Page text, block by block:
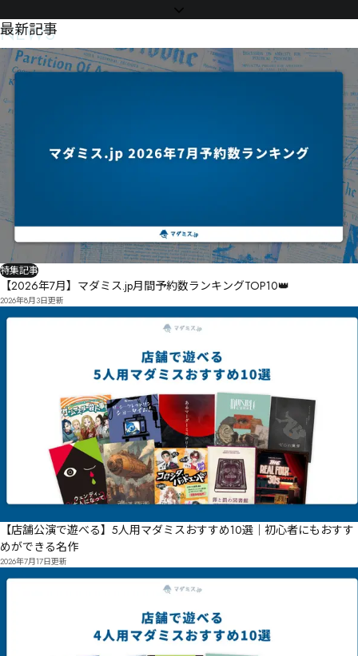
NEWS
最新記事
特集記事
【2026年7月】マダミス.jp月間予約数ランキングTOP10👑
2026年8月3日更新
【店舗公演で遊べる】5人用マダミスおすすめ10選｜初心者にもおすす
めができる名作
2026年7月17日更新